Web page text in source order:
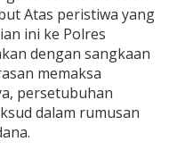
Atas peristiwa yang
ini ke Polres
dengan sangkaan
memaksa
persetubuhan
dalam rumusan